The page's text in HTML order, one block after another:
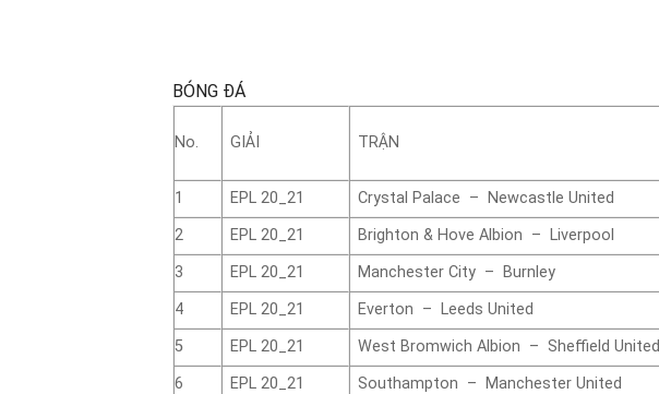
BÓNG ĐÁ
No. GIẢI TRẬN
1
EPL 20_21 Crystal Palace – Newcastle United
2
EPL 20_21 Brighton & Hove Albion – Liverpool
3
EPL 20_21 Manchester City – Burnley
4
EPL 20_21 Everton – Leeds United
5
EPL 20_21 West Bromwich Albion – Sheffield United
6
EPL 20_21 Southampton – Manchester United